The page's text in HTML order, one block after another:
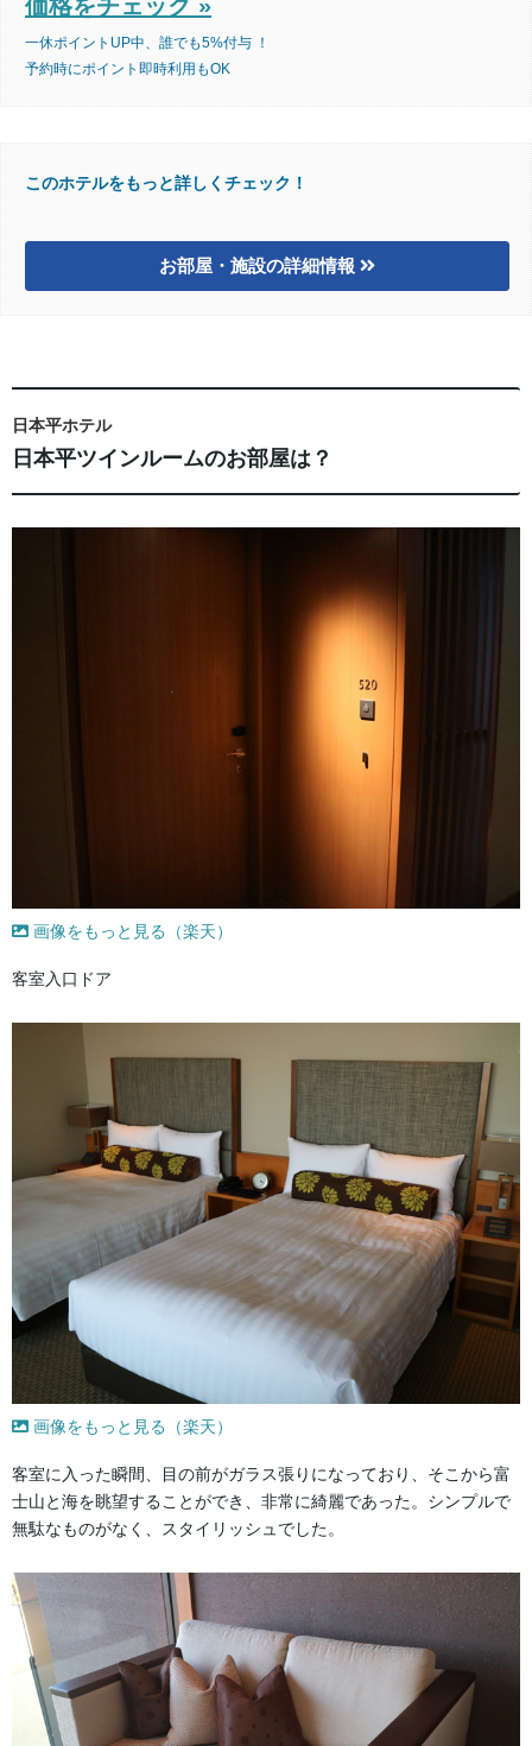
価格をチェック »
一休ポイントUP中、誰でも5%付与 ！
予約時にポイント即時利用もOK
このホテルをもっと詳しくチェック！
お部屋・施設の詳細情報
日本平ホテル
日本平ツインルームのお部屋は？
画像をもっと見る（楽天）
客室入口ドア
画像をもっと見る（楽天）
客室に入った瞬間、目の前がガラス張りになっており、そこから富
士山と海を眺望することができ、非常に綺麗であった。シンプルで
無駄なものがなく、スタイリッシュでした。